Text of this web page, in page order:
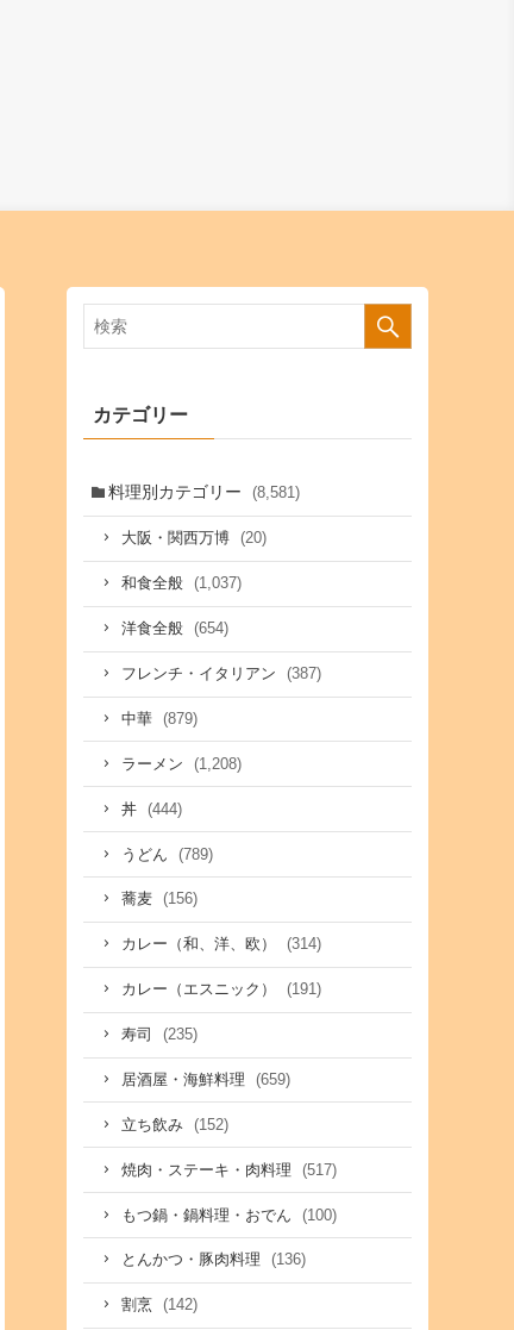
カテゴリー
料理別カテゴリー (8,581)
大阪・関西万博 (20)
和食全般 (1,037)
洋食全般 (654)
フレンチ・イタリアン (387)
中華 (879)
ラーメン (1,208)
丼 (444)
うどん (789)
蕎麦 (156)
カレー（和、洋、欧） (314)
カレー（エスニック） (191)
寿司 (235)
居酒屋・海鮮料理 (659)
立ち飲み (152)
焼肉・ステーキ・肉料理 (517)
もつ鍋・鍋料理・おでん (100)
とんかつ・豚肉料理 (136)
割烹 (142)